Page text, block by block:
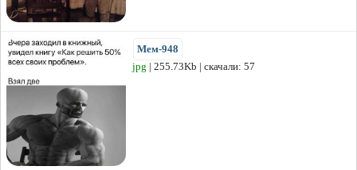
Мем-948
jpg | 255.73Kb | скачали: 57